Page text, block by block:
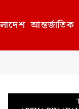
আন্তর্জাতিক